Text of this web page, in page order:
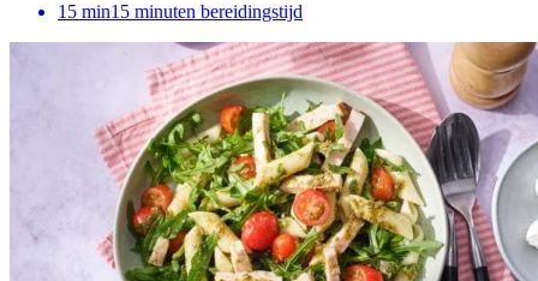
15 min15 minuten bereidingstijd